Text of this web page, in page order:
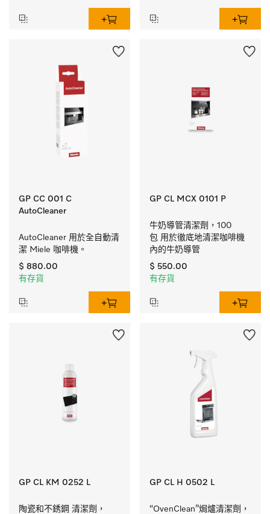
GP CC 001 C
AutoCleaner
AutoCleaner 用於全自動清
潔 Miele 咖啡機。
$ 880.00
有存貨
GP CL MCX 0101 P
牛奶導管清潔劑，100
包 用於徹底地清潔咖啡機
內的牛奶導管
$ 550.00
有存貨
GP CL KM 0252 L
陶瓷和不銹鋼 清潔劑，
GP CL H 0502 L
“OvenClean”焗爐清潔劑，